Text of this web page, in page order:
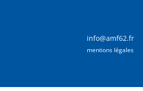
info@amf62.fr
mentions légales